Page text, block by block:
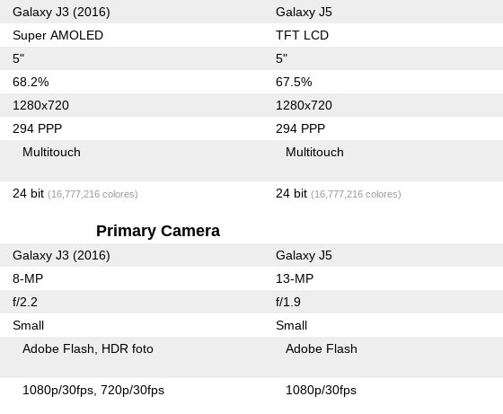
Galaxy J3 (2016) Galaxy J5
Super AMOLED TFT LCD
5" 5"
68.2% 67.5%
1280x720 1280x720
294 PPP 294 PPP
Multitouch Multitouch
24 bit (16,777,216 colores) 24 bit (16,777,216 colores)
Primary Camera
Galaxy J3 (2016) Galaxy J5
8-MP 13-MP
f/2.2 f/1.9
Small Small
Adobe Flash HDR foto Adobe Flash
1080p/30fps 720p/30fps 1080p/30fps